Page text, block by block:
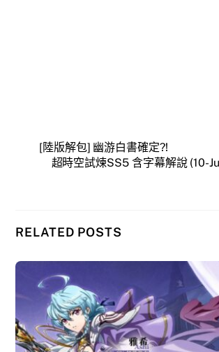
[陸版解包] 幽游白書確定?!
超時空試煉SS5 含字幕解說 (10-
RELATED POSTS